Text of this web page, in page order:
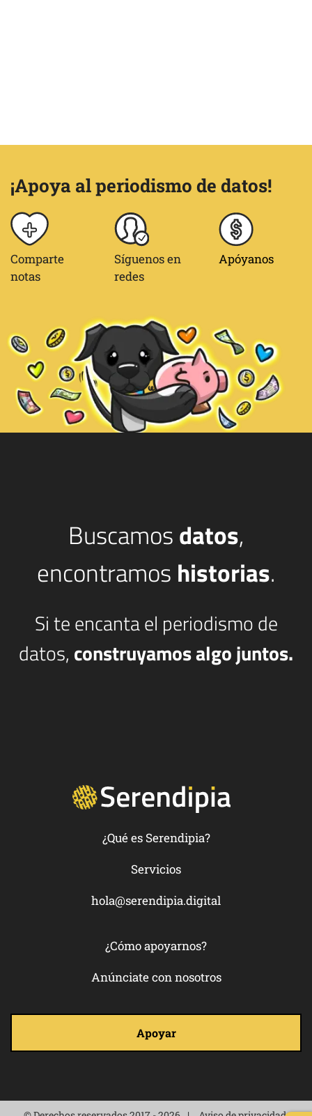
¡Apoya al periodismo de datos!
Comparte
notas
Síguenos en
redes
Apóyanos
Buscamosdatos,
encontramos historias.
Si te encanta el periodismo de
datos, construyamos algo juntos.
¿Qué es Serendipia?
Servicios
hola@serendipia.digital
¿Cómo apoyarnos?
Anúnciate con nosotros
Apoyar